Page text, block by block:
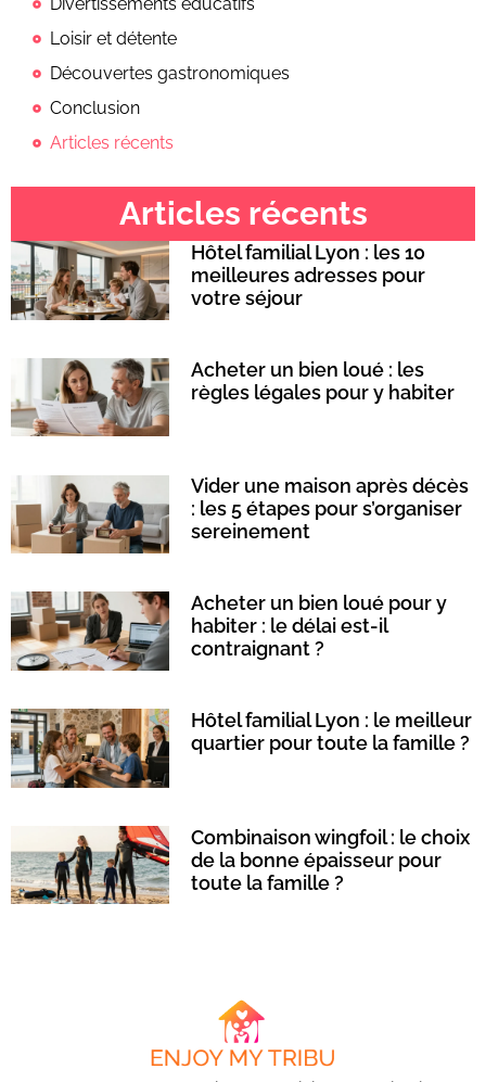
Loisir et détente
Découvertes gastronomiques
Conclusion
Articles récents
Articles récents
Hôtel familial Lyon : les 10
meilleures adresses pour
votre séjour
Acheter un bien loué : les
règles légales pour y habiter
Vider une maison après décès
: les 5 étapes pour s’organiser
sereinement
Acheter un bien loué pour y
habiter : le délai est-il
contraignant ?
Hôtel familial Lyon : le meilleur
quartier pour toute la famille ?
Combinaison wingfoil : le choix
de la bonne épaisseur pour
toute la famille ?